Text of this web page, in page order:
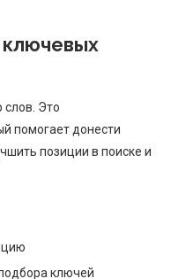
слов. Это
помогает донести
позиции в поиске и
ключей